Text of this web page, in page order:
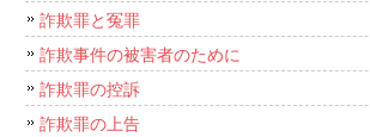
詐欺罪と冤罪
詐欺事件の被害者のために
詐欺罪の控訴
詐欺罪の上告